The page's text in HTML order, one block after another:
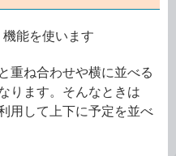
機能を使います
重ね合わせや横に並べる
ります。そんなときは
用して上下に予定を並べ